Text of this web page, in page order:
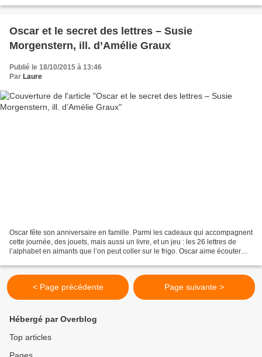
Oscar et le secret des lettres – Susie
Morgenstern, ill. d’Amélie Graux
Publié le 18/10/2015 à 13:46
Par Laure
Oscar fête son anniversaire en famille. Parmi les cadeaux qui accompagnent
cette journée, des jouets, mais aussi un livre, et un jeu : les 26 lettres de
l’alphabet en aimants que l’on peut coller sur le frigo. Oscar aime écouter
< Page précédente Page suivante >
Hébergé par Overblog
Top articles